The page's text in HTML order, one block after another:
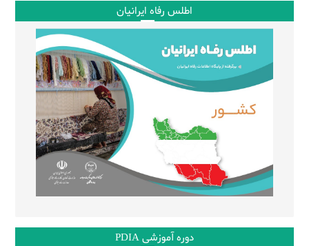
اطلس رفاه ایرانیان
دوره آموزشی PDIA